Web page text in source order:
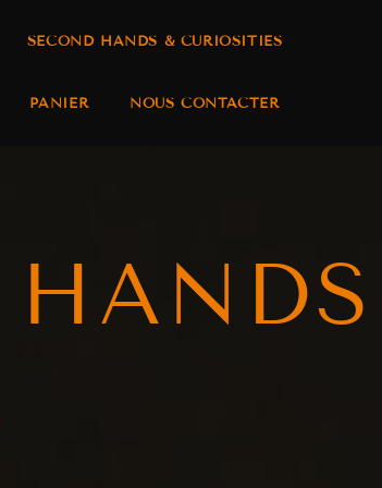
SECOND HANDS & CURIOSITIES
PANIER NOUS CONTACTER